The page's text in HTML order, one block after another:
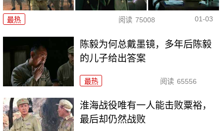
最热 阅读 75008 01-03
陈毅为何总戴墨镜，多年后陈毅
的儿子给出答案
最热 阅读 65556
淮海战役唯有一人能击败粟裕，
最后却仍然战败